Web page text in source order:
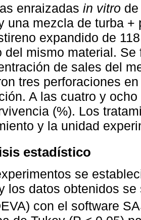
enraizadas in vitro
una mezcla de turba
expandido de
del mismo material.
de sales del
tres perforaciones
A las cuatro y
(%). Los
y la unidad
estadístico
se
los datos obtenidos
con el software